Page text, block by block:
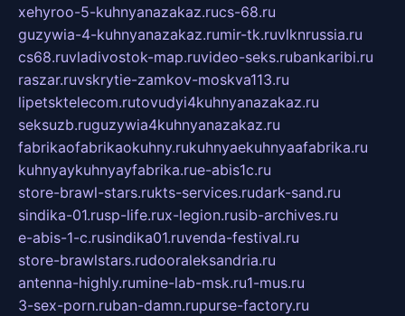
xehyroo-5-kuhnyanazakaz.rucs-68.ru
guzywia-4-kuhnyanazakaz.rumir-tk.ruvlknrussia.ru
cs68.ruvladivostok-map.ruvideo-seks.rubankaribi.ru
raszar.ruvskrytie-zamkov-moskva113.ru
lipetsktelecom.rutovudyi4kuhnyanazakaz.ru
seksuzb.ruguzywia4kuhnyanazakaz.ru
fabrikaofabrikaokuhny.rukuhnyaekuhnyaafabrika.ru
kuhnyaykuhnyayfabrika.rue-abis1c.ru
store-brawl-stars.rukts-services.rudark-sand.ru
sindika-01.rusp-life.rux-legion.rusib-archives.ru
e-abis-1-c.rusindika01.ruvenda-festival.ru
store-brawlstars.rudooraleksandria.ru
antenna-highly.rumine-lab-msk.ru1-mus.ru
3-sex-porn.ruban-damn.rupurse-factory.ru